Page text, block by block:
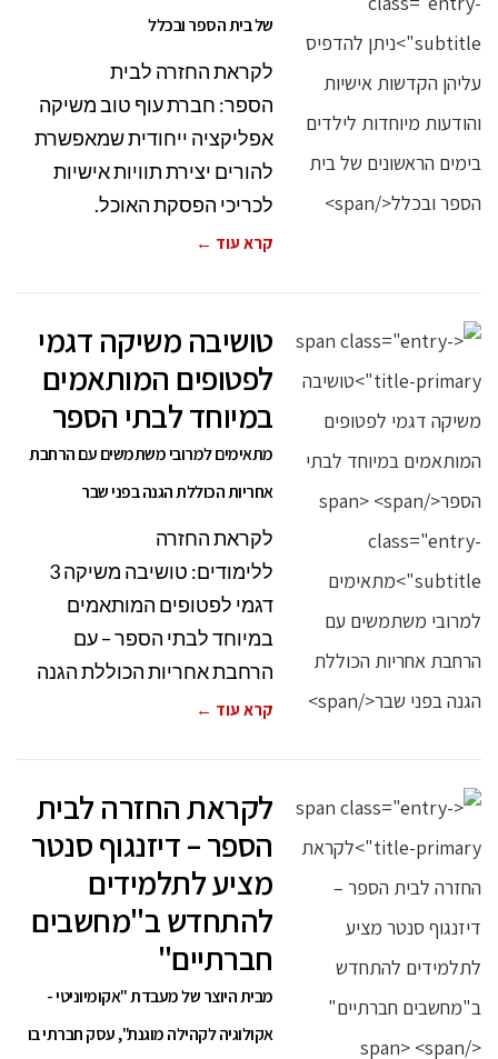
של בית הספר ובכלל
לקראת החזרה לבית
הספר: חברת עוף טוב משיקה
אפליקציה ייחודית שמאפשרת
להורים יצירת תוויות אישיות
לכריכי הפסקת האוכל.
קרא עוד ←
טושיבה משיקה דגמי
לפטופים המותאמים
במיוחד לבתי הספר
מתאימים למרובי משתמשים עם הרחבת
אחריות הכוללת הגנה בפני שבר
לקראת החזרה
ללימודים: טושיבה משיקה 3
דגמי לפטופים המותאמים
במיוחד לבתי הספר – עם
הרחבת אחריות הכוללת הגנה
קרא עוד ←
לקראת החזרה לבית
הספר – דיזנגוף סנטר
מציע לתלמידים
להתחדש ב"מחשבים
חברתיים"
מבית היוצר של מעבדת "אקומיוניטי -
אקולוגיה לקהילה מוגנת", עסק חברתי בו